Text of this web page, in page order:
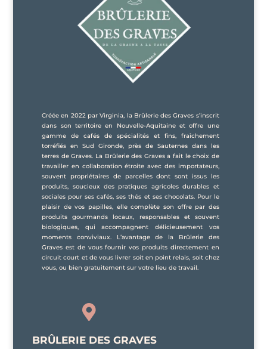
Créée en 2022 par Virginia, la Brûlerie des Graves s’inscrit
dans son territoire en Nouvelle-Aquitaine et offre une
gamme de cafés de spécialités et fins, fraîchement
torréfiés en Sud Gironde, près de Sauternes dans les
terres de Graves. La Brûlerie des Graves a fait le choix de
travailler en collaboration étroite avec des importateurs,
souvent propriétaires de parcelles dont sont issus les
produits, soucieux des pratiques agricoles durables et
sociales pour ses cafés, ses thés et ses chocolats. Pour le
plaisir de vos papilles, elle complète son offre par des
produits gourmands locaux, responsables et souvent
biologiques, qui accompagnent délicieusement vos
moments conviviaux. L’avantage de la Brûlerie des
Graves est de vous fournir vos produits directement en
circuit court et de vous livrer soit en point relais, soit chez
vous, ou bien gratuitement sur votre lieu de travail.

BRÛLERIE DES GRAVES